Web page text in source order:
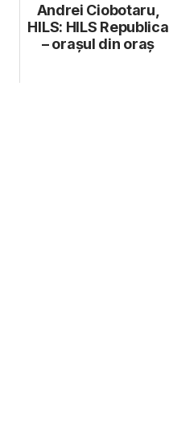
Andrei Ciobotaru,
HILS: HILS Republica
– orașul din oraș